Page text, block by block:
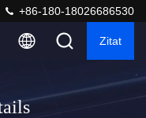
+86-180-18026686530
Zitat